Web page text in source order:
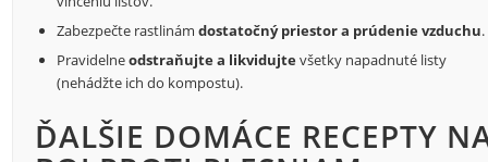
Zabezpečte rastlinámdostatočný priestor a prúdenie vzduchu.
Pravidelneodstraňujte a likvidujtevšetky napadnuté listy
(nehádžte ich do kompostu).
ĎALŠIE DOMÁCE RECEPTY